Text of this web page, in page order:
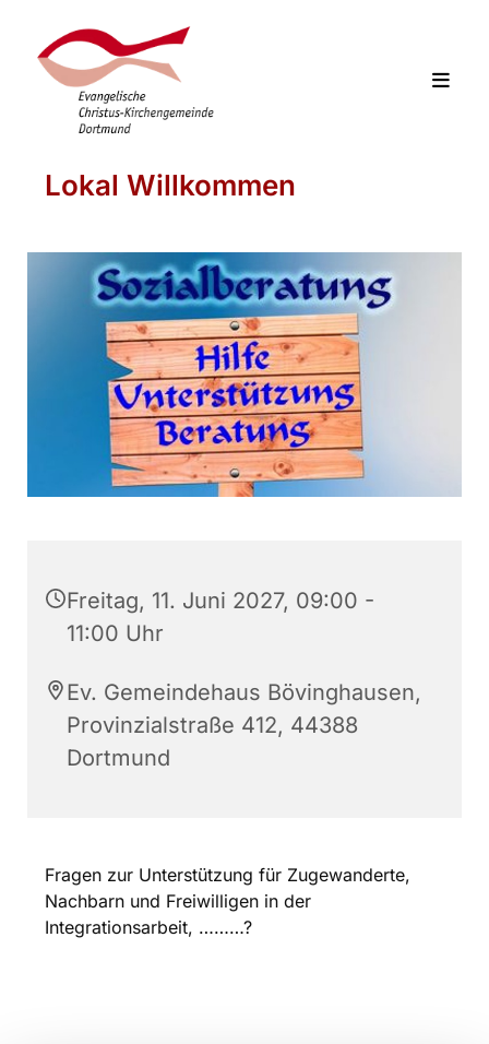
Lokal Willkommen
Freitag, 11. Juni 2027, 09:00 -
11:00 Uhr
Ev. Gemeindehaus Bövinghausen,
Provinzialstraße 412, 44388
Dortmund
Fragen zur Unterstützung für Zugewanderte,
Nachbarn und Freiwilligen in der
Integrationsarbeit, ………?